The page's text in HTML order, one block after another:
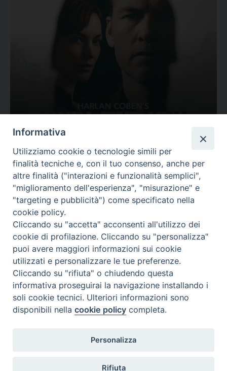
Valutazione
Complesso, Problematico
Tematica: Amore-Sentimenti, Carcere...
Contatti & Info
C.ne Aurelia, 50 – 00165 Roma
Contatti
Scrivi a: cnvf@chiesacattolica.it
Informativa
Utilizziamo cookie o tecnologie simili per
finalità tecniche e, con il tuo consenso, anche per
altre finalità ("interazioni e funzionalità semplici",
"miglioramento dell'esperienza", "misurazione" e
"targeting e pubblicità") come specificato nella
cookie policy.
Cliccando su "accetta" acconsenti all'utilizzo dei
cookie di profilazione. Cliccando su "personalizza"
puoi avere maggiori informazioni sui cookie
utilizzati e personalizzare le tue preferenze.
Cliccando su "rifiuta" o chiudendo questa
informativa proseguirai la navigazione installando i
soli cookie tecnici. Ulteriori informazioni sono
disponibili nellacookie policy completa.
Personalizza
Rifiuta